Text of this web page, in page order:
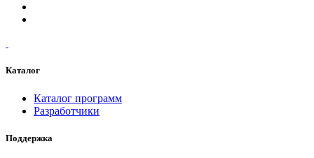
Каталог
Каталог программ
Разработчики
Поддержка